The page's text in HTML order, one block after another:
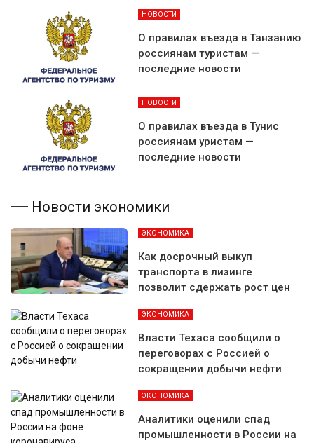
НОВОСТИ
О правилах въезда в Танзанию
россиянам туристам —
последние новости
НОВОСТИ
О правилах въезда в Тунис
россиянам уристам —
последние новости
Новости экономики
ЭКОНОМИКА
Как досрочный выкуп
транспорта в лизинге
позволит сдержать рост цен
ЭКОНОМИКА
Власти Техаса сообщили о
переговорах с Россией о
сокращении добычи нефти
ЭКОНОМИКА
Аналитики оценили спад
промышленности в России на